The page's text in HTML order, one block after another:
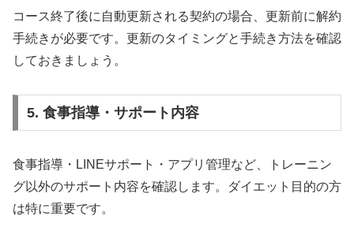
コース終了後に自動更新される契約の場合、更新前に解約
手続きが必要です。更新のタイミングと手続き方法を確認
しておきましょう。
5. 食事指導・サポート内容
食事指導・LINEサポート・アプリ管理など、トレーニン
グ以外のサポート内容を確認します。ダイエット目的の方
は特に重要です。